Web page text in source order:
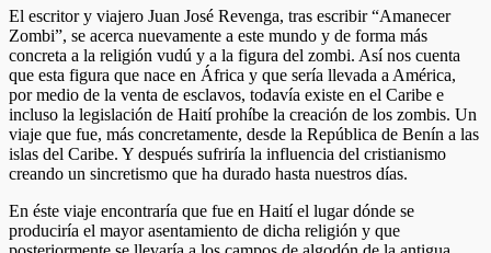
El escritor y viajero Juan José Revenga, tras escribir “Amanecer
Zombi”, se acerca nuevamente a este mundo y de forma más
concreta a la religión vudú y a la figura del zombi. Así nos cuenta
que esta figura que nace en África y que sería llevada a América,
por medio de la venta de esclavos, todavía existe en el Caribe e
incluso la legislación de Haití prohíbe la creación de los zombis. Un
viaje que fue, más concretamente, desde la República de Benín a las
islas del Caribe. Y después sufriría la influencia del cristianismo
creando un sincretismo que ha durado hasta nuestros días.
En éste viaje encontraría que fue en Haití el lugar dónde se
produciría el mayor asentamiento de dicha religión y que